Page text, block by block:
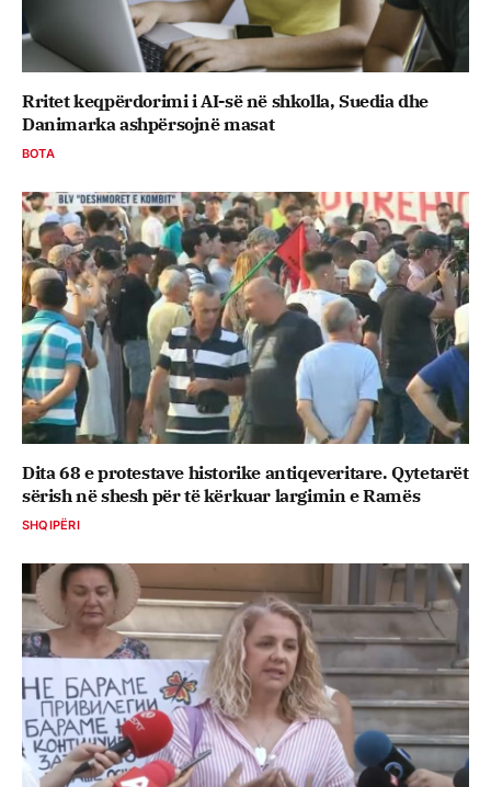
Rritet keqpërdorimi i AI-së në shkolla, Suedia dhe
Danimarka ashpërsojnë masat
BOTA
Dita 68 e protestave historike antiqeveritare. Qytetarët
sërish në shesh për të kërkuar largimin e Ramës
SHQIPËRI